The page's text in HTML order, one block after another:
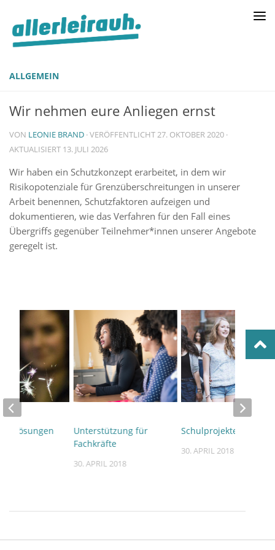
ALLGEMEIN
Wir nehmen eure Anliegen ernst
VON LEONIE BRAND · VERÖFFENTLICHT27. OKTOBER 2020 ·
AKTUALISIERT 13. JULI 2026
Wir haben ein Schutzkonzept erarbeitet, in dem wir
Risikopotenziale für Grenzüberschreitungen in unserer
Arbeit benennen, Schutzfaktoren aufzeigen und
dokumentieren, wie das Verfahren für den Fall eines
Übergriffs gegenüber Teilnehmer*innen unserer Angebote
geregelt ist.
Unterstützung für
Fachkräfte
30. APRIL 2018
Schulprojekte
30. APRIL 2018
Lösungen